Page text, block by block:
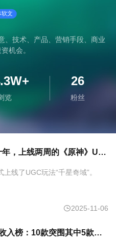
软文
、技术、产品、营销手段、商业
机会。
览
26
粉丝
赌上未来十年，上线两周的《原神》UGC玩法千星奇域火了么？
上线了UGC玩法“千星奇域”。
2025-11-06
6月新游戏收入榜：10款突围其中5款二次元，点点心动巨人雷霆沐瞳在列